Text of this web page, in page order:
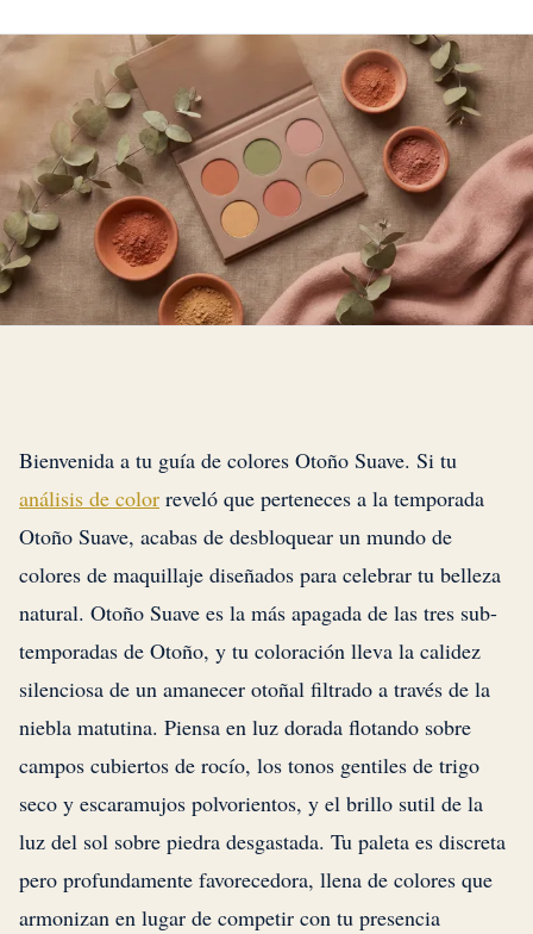
Bienvenida a tu guía de colores Otoño Suave. Si tu
análisis de color reveló que perteneces a la temporada
Otoño Suave, acabas de desbloquear un mundo de
colores de maquillaje diseñados para celebrar tu belleza
natural. Otoño Suave es la más apagada de las tres sub-
temporadas de Otoño, y tu coloración lleva la calidez
silenciosa de un amanecer otoñal filtrado a través de la
niebla matutina. Piensa en luz dorada flotando sobre
campos cubiertos de rocío, los tonos gentiles de trigo
seco y escaramujos polvorientos, y el brillo sutil de la
luz del sol sobre piedra desgastada. Tu paleta es discreta
pero profundamente favorecedora, llena de colores que
armonizan en lugar de competir con tu presencia